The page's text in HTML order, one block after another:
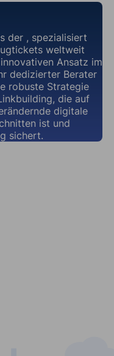
der , spezialisiert
weltweit
Ansatz im
dedizierter Berater
robuste Strategie
die auf
digitale
ist und
sichert.